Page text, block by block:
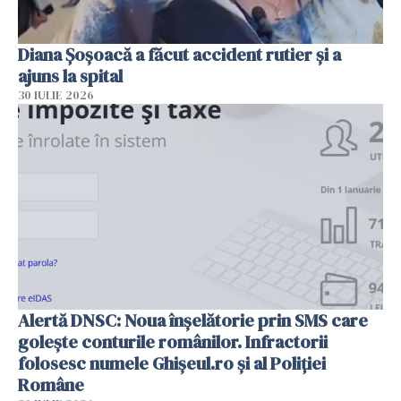
Diana Șoșoacă a făcut accident rutier și a
ajuns la spital
30 IULIE 2026
Alertă DNSC: Noua înșelătorie prin SMS care
golește conturile românilor. Infractorii
folosesc numele Ghișeul.ro și al Poliției
Române